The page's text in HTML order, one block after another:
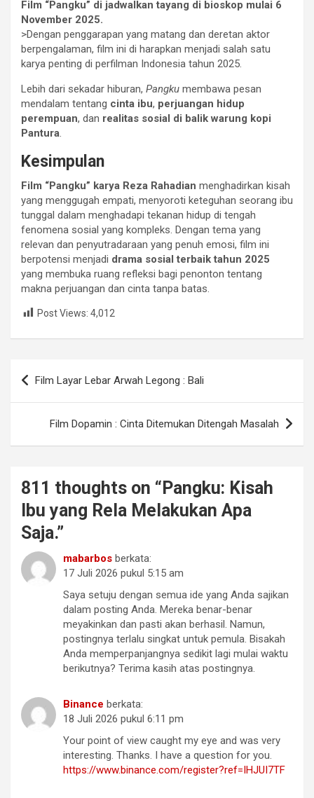
Film “Pangku” di jadwalkan tayang di bioskop mulai 6
November 2025.
>Dengan penggarapan yang matang dan deretan aktor
berpengalaman, film ini di harapkan menjadi salah satu
karya penting di perfilman Indonesia tahun 2025.
Lebih dari sekadar hiburan, Pangku membawa pesan
mendalam tentang cinta ibu, perjuangan hidup
perempuan, dan realitas sosial di balik warung kopi
Pantura.
Kesimpulan
Film “Pangku” karya Reza Rahadian menghadirkan kisah
yang menggugah empati, menyoroti keteguhan seorang ibu
tunggal dalam menghadapi tekanan hidup di tengah
fenomena sosial yang kompleks. Dengan tema yang
relevan dan penyutradaraan yang penuh emosi, film ini
berpotensi menjadi drama sosial terbaik tahun 2025
yang membuka ruang refleksi bagi penonton tentang
makna perjuangan dan cinta tanpa batas.
Post Views: 4,012
Navigasi
pos
Film Layar Lebar Arwah Legong : Bali
Film Dopamin : Cinta Ditemukan Ditengah Masalah
811 thoughts on “ Pangku: Kisah
Ibu yang Rela Melakukan Apa
Saja.”
mabarbos berkata:
17 Juli 2026 pukul 5:15 am
Saya setuju dengan semua ide yang Anda sajikan
dalam posting Anda. Mereka benar-benar
meyakinkan dan pasti akan berhasil. Namun,
postingnya terlalu singkat untuk pemula. Bisakah
Anda memperpanjangnya sedikit lagi mulai waktu
berikutnya? Terima kasih atas postingnya.
Binance berkata:
18 Juli 2026 pukul 6:11 pm
Your point of view caught my eye and was very
interesting. Thanks. I have a question for you.
https://www.binance.com/register?ref=IHJUI7TF